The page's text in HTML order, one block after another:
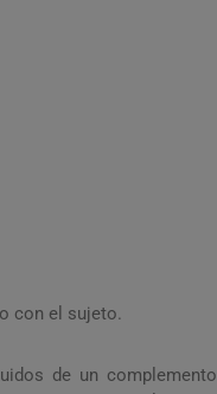
con el sujeto.
de un complemento